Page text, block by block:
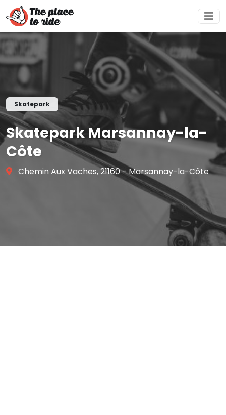
Skatepark
Skatepark Marsannay-la-
Côte
Chemin Aux Vaches, 21160 - Marsannay-la-Côte